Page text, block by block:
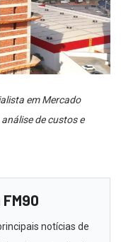
em Mercado
de custos e
notícias de